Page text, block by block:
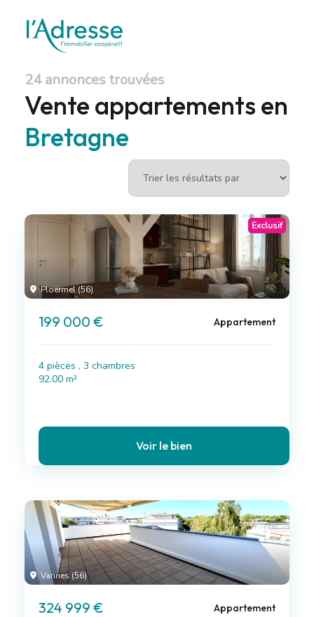
24 annonces trouvées
Vente appartements en
Bretagne
Ploërmel (56)
Exclusif
199 000 € Appartement
4 pièces , 3 chambres
92.00 m²
Voir le bien
Vannes (56)
324 999 € Appartement